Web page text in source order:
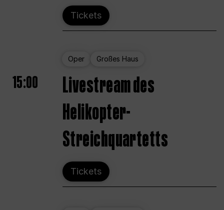
Tickets
Oper Großes Haus
15:00
Livestream des
Helikopter-
Streichquartetts
Tickets